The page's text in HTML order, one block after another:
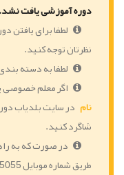
دوره آموزشی یافت نشد.
لطفا برای یافتن
نظرتان توجه کنید.
لطفا به دسته
اگر معلم خصوصی
نام در سایت بلدیاب
شاگرد کنید.
در صورت که به
طریق شماره موبایل 09364005055 با ما در ارتباط باشید.